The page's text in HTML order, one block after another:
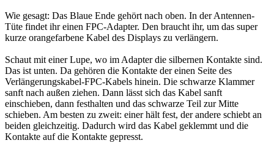
Wie gesagt: Das Blaue Ende gehört nach oben. In der Antennen-
Tüte findet ihr einen FPC-Adapter. Den braucht ihr, um das super
kurze orangefarbene Kabel des Displays zu verlängern.
Schaut mit einer Lupe, wo im Adapter die silbernen Kontakte sind.
Das ist unten. Da gehören die Kontakte der einen Seite des
Verlängerungskabel-FPC-Kabels hinein. Die schwarze Klammer
sanft nach außen ziehen. Dann lässt sich das Kabel sanft
einschieben, dann festhalten und das schwarze Teil zur Mitte
schieben. Am besten zu zweit: einer hält fest, der andere schiebt an
beiden gleichzeitig. Dadurch wird das Kabel geklemmt und die
Kontakte auf die Kontakte gepresst.